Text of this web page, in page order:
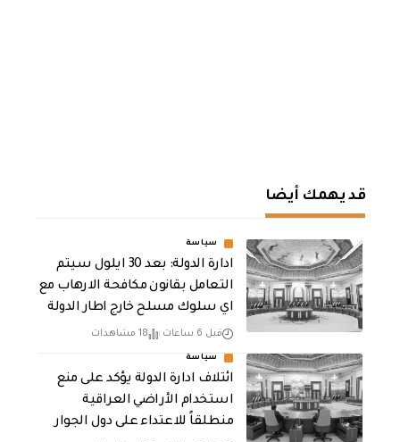
قد يهمك أيضا
سياسة
ادارة الدولة: بعد 30 ايلول سيتم
التعامل بقانون مكافحة الارهاب مع
اي سلوك مسلح خارج اطار الدولة
قبل 6 ساعات 18 مشاهدات
سياسة
ائتلاف ادارة الدولة يؤكد على منع
استخدام الأراضي العراقية
منطلقاً للاعتداء على دول الجوار